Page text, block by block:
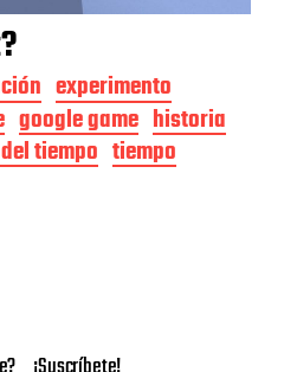
experimento
google game historia
tiempo tiempo